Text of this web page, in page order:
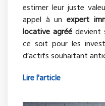
estimer leur juste
appel à un expert
locative agréé devient
ce soit pour les
d’actifs souhaitant
Lire l'article